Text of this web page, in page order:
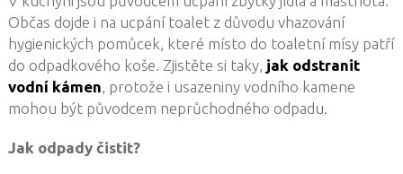
Občas dojde i na ucpání toalet z důvodu vhazování
hygienických pomůcek, které místo do toaletní mísy patří
do odpadkového koše. Zjistěte si taky, jak odstranit
vodní kámen, protože i usazeniny vodního kamene
mohou být původcem neprůchodného odpadu.
Jak odpady čistit?